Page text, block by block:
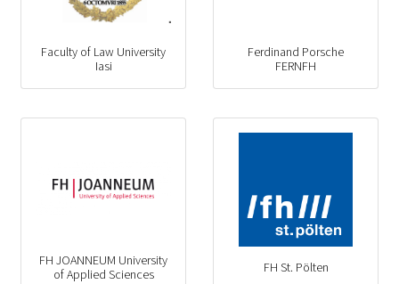
Faculty of Law University
Iasi
Ferdinand Porsche
FERNFH
FH JOANNEUM University
of Applied Sciences
FH St. Pölten